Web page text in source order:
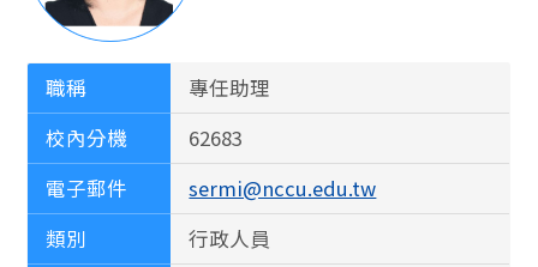
職稱
專任助理
校內分機
62683
電子郵件
sermi@nccu.edu.tw
類別
行政人員